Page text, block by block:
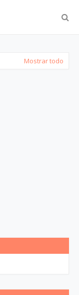
Mostrar todo